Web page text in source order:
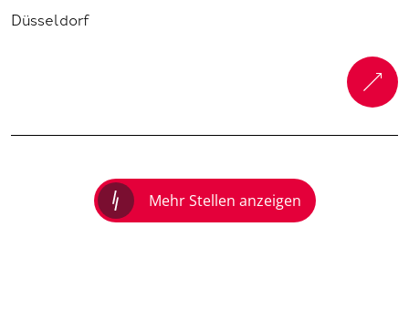
Düsseldorf
Mehr Stellen anzeigen